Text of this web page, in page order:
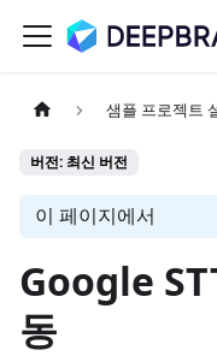
샘플 프로젝트
버전: 최신 버전
이 페이지에서
Google
동